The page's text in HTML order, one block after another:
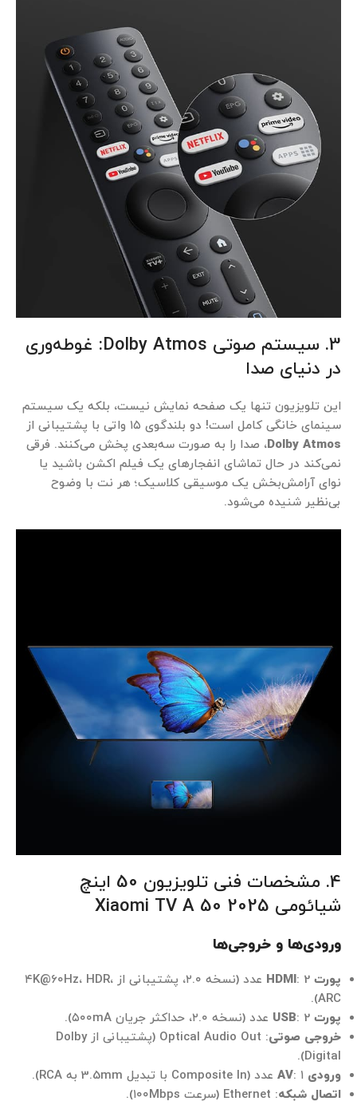
3. سیستم صوتی Dolby Atmos: غوطه‌وری
در دنیای صدا
این تلویزیون تنها یک صفحه نمایش نیست، بلکه یک سیستم
سینمای خانگی کامل است! دو بلندگوی ۱۵ واتی با پشتیبانی از
Dolby Atmos، صدا را به صورت سه‌بعدی پخش می‌کنند. فرقی
نمی‌کند در حال تماشای انفجارهای یک فیلم اکشن باشید یا
نوای آرامش‌بخش یک موسیقی کلاسیک؛ هر نت با وضوح
بی‌نظیر شنیده می‌شود.
4. مشخصات فنی تلویزیون 50 اینچ
شیائومی Xiaomi TV A 50 2025
ورودی‌ها و خروجی‌ها
پورت HDMI
: 2 عدد (نسخه ۲.۰، پشتیبانی از ۴K@60Hz، HDR،
ARC).
پورت USB : 2 عدد (نسخه ۲.۰، حداکثر جریان ۵۰۰mA).
خروجی صوتی
: Optical Audio Out (پشتیبانی از Dolby
Digital).
ورودی AV : ۱ عدد (Composite In با تبدیل 3.5mm به RCA).
اتصال شبکه: Ethernet (سرعت ۱۰۰Mbps).